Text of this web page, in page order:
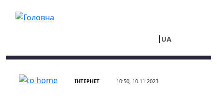
UA
ІНТЕРНЕТ 10:50, 10.11.2023